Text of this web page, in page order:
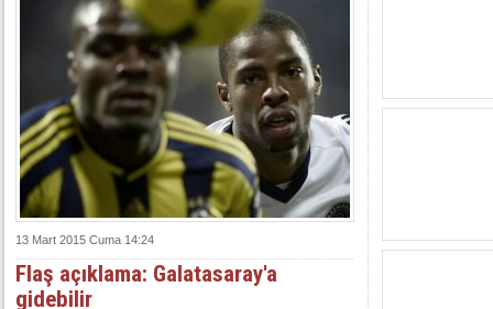
13 Mart 2015 Cuma 14:24
Flaş açıklama: Galatasaray'a
gidebilir